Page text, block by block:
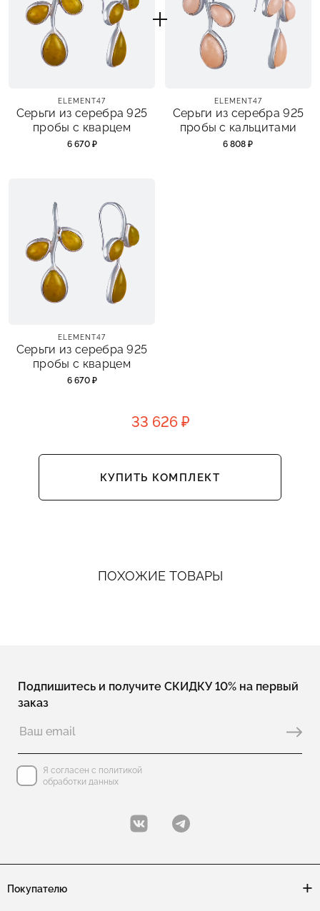
ELEMENT47
Серьги из серебра 925
пробы с кварцем
6 670 ₽
ELEMENT47
Серьги из серебра 925
пробы с кальцитами
6 808 ₽
ELEMENT47
Серьги из серебра 925
пробы с кварцем
6 670 ₽
33 626 ₽
КУПИТЬ КОМПЛЕКТ
ПОХОЖИЕ ТОВАРЫ
Подпишитесь и получите СКИДКУ 10% на первый
заказ
Я согласен с политикой
обработки данных
Покупателю